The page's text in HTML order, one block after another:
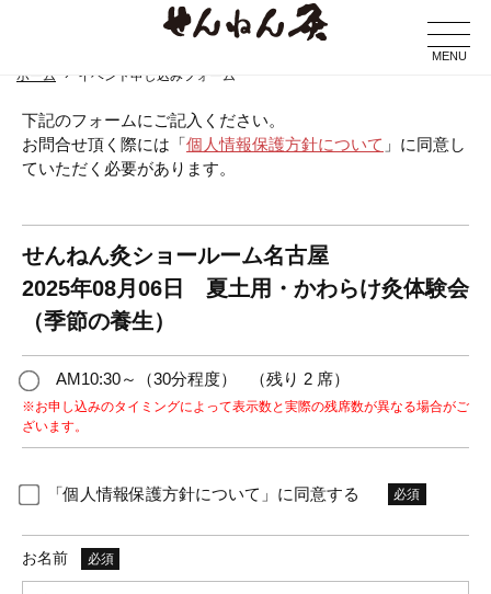
MENU
ホーム イベント申し込みフォーム
下記のフォームにご記入ください。
お問合せ頂く際には「個人情報保護方針について 」に同意し
ていただく必要があります。
せんねん灸ショールーム名古屋
2025年08月06日 夏土用・かわらけ灸体験会
（季節の養生）
AM10:30～（30分程度） （残り 2 席）
※お申し込みのタイミングによって表示数と実際の残席数が異なる場合がご
ざいます。
「個人情報保護方針について」に同意する 必須
お名前 必須